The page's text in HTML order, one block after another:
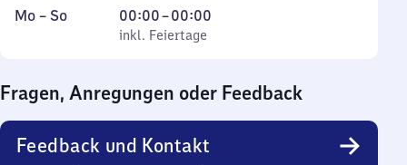
Montag
Mo – So,
inkl. Feiertage
00:00–00:00
Von
0
0
Uhr
inkl. Feiertage
Fragen, Anregungen oder Feedback
Feedback und Kontakt